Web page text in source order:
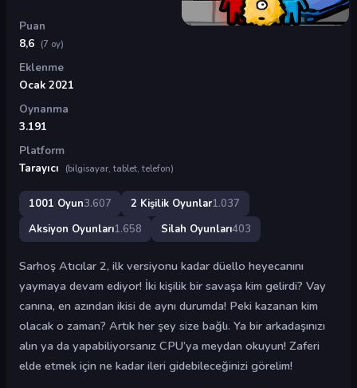
Puan
8,6 (7 oy)
Eklenme
Ocak 2021
Oynanma
3.191
Platform
Tarayıcı
(bilgisayar, tablet, telefon)
1001 Oyun3.607 2 Kişilik Oyunlar1.037
Aksiyon Oyunları1.658 Silah Oyunları403
Sarhoş Atıcılar 2, ilk versiyonu kadar düello heyecanını
yaymaya devam ediyor! İki kişilik bir savaşa kim gelirdi? Vay
canına, en azından ikisi de aynı durumda! Peki kazanan kim
olacak o zaman? Artık her şey size bağlı. Ya bir arkadaşınızı
alın ya da yapabiliyorsanız CPU’ya meydan okuyun! Zaferi
elde etmek için ne kadar ileri gidebileceğinizi görelim!